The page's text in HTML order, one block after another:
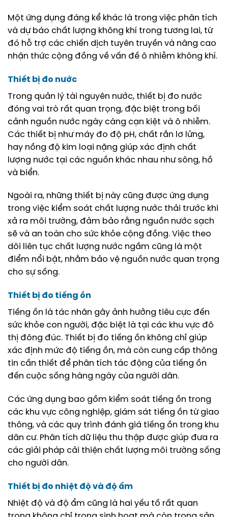
Một ứng dụng đáng kể khác là trong việc phân tích
và dự báo chất lượng không khí trong tương lai, từ
đó hỗ trợ các chiến dịch tuyên truyền và nâng cao
nhận thức cộng đồng về vấn đề ô nhiễm không khí.
Thiết bị đo nước
Trong quản lý tài nguyên nước, thiết bị đo nước
đóng vai trò rất quan trọng, đặc biệt trong bối
cảnh nguồn nước ngày càng cạn kiệt và ô nhiễm.
Các thiết bị như máy đo độ pH, chất rắn lơ lửng,
hay nồng độ kim loại nặng giúp xác định chất
lượng nước tại các nguồn khác nhau như sông, hồ
và biển.
Ngoài ra, những thiết bị này cũng được ứng dụng
trong việc kiểm soát chất lượng nước thải trước khi
xả ra môi trường, đảm bảo rằng nguồn nước sạch
sẽ và an toàn cho sức khỏe cộng đồng. Việc theo
dõi liên tục chất lượng nước ngầm cũng là một
điểm nổi bật, nhằm bảo vệ nguồn nước quan trọng
cho sự sống.
Thiết bị đo tiếng ồn
Tiếng ồn là tác nhân gây ảnh hưởng tiêu cực đến
sức khỏe con người, đặc biệt là tại các khu vực đô
thị đông đúc. Thiết bị đo tiếng ồn không chỉ giúp
xác định mức độ tiếng ồn, mà còn cung cấp thông
tin cần thiết để phân tích tác động của tiếng ồn
đến cuộc sống hàng ngày của người dân.
Các ứng dụng bao gồm kiểm soát tiếng ồn trong
các khu vực công nghiệp, giám sát tiếng ồn từ giao
thông, và các quy trình đánh giá tiếng ồn trong khu
dân cư. Phân tích dữ liệu thu thập được giúp đưa ra
các giải pháp cải thiện chất lượng môi trường sống
cho người dân.
Thiết bị đo nhiệt độ và độ ẩm
Nhiệt độ và độ ẩm cũng là hai yếu tố rất quan